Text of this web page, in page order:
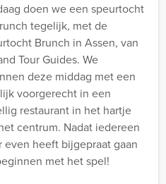
doen we een speurtocht
tegelijk, met de
Brunch in Assen, van
Tour Guides. We
deze middag met een
voorgerecht in een
restaurant in het hartje
centrum. Nadat iedereen
even heeft bijgepraat gaan
met het spel!